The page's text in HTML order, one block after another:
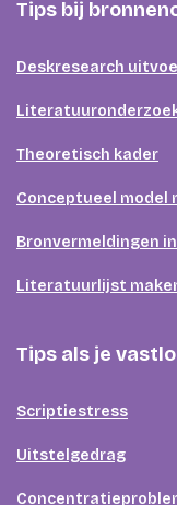
Tips bij
Deskresearch
Theoretisch kader
Conceptueel model
Bronvermeldingen in
Literatuurlijst
Tips als je
Scriptiestress
Uitstelgedrag